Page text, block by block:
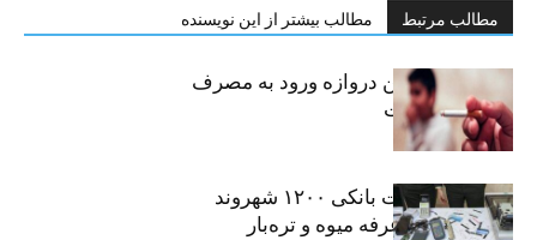
مطالب مرتبط مطالب بیشتر از این نویسنده
سیگار، مهمترین دروازه ورود به مصرف
موادمخدر است
افشای اطلاعات بانکی ۱۲۰۰ شهروند
تهرانی در یک غرفه میوه و تره‌بار